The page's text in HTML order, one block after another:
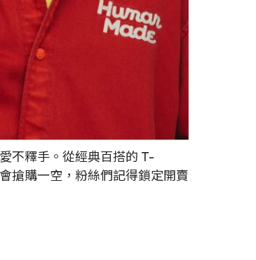
不釋手。從經典百搭的 T-
搶購一空，粉絲們記得鎖定開賣